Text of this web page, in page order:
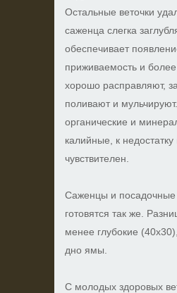
Остальные веточки
саженца слегка
обеспечивает
приживаемость и
хорошо расправляют,
поливают и
органические и
калийные, к
чувствителен.
Саженцы и
готовятся так же.
менее глубокие
дно ямы.
С молодых здоровых